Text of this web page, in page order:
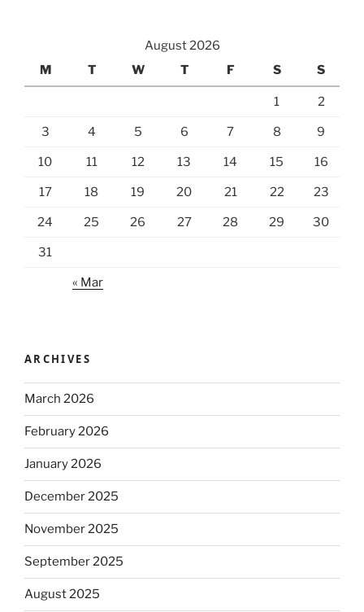
August 2026
M
T W T F S S
1 2
3 4 5 6 7 8 9
10 11 12 13 14 15 16
17 18 19 20 21 22 23
24 25 26 27 28 29 30
31
« Mar
ARCHIVES
March 2026
February 2026
January 2026
December 2025
November 2025
September 2025
August 2025